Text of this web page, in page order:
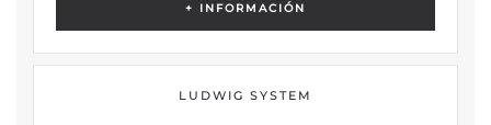
+ INFORMACIÓN
LUDWIG SYSTEM